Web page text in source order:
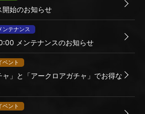
開始のお知らせ
ンテナンス
メンテナンスのお知らせ
ベント
ャ」と「アークロアガチャ」でお得な
ベント